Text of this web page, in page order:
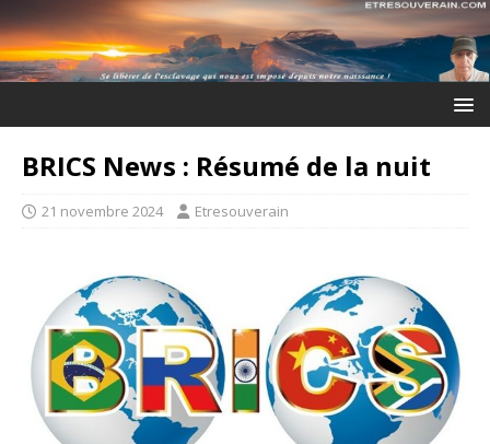
BRICS News : Résumé de la nuit
21 novembre 2024 Etresouverain